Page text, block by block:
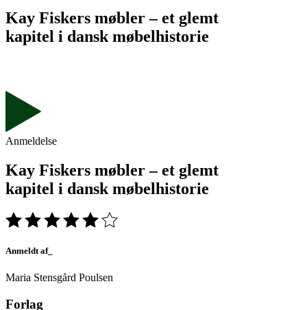
Kay Fiskers møbler – et glemt
kapitel i dansk møbelhistorie
Anmeldelse
Kay Fiskers møbler – et glemt
kapitel i dansk møbelhistorie
Anmeldt af_
Maria Stensgård Poulsen
Forlag